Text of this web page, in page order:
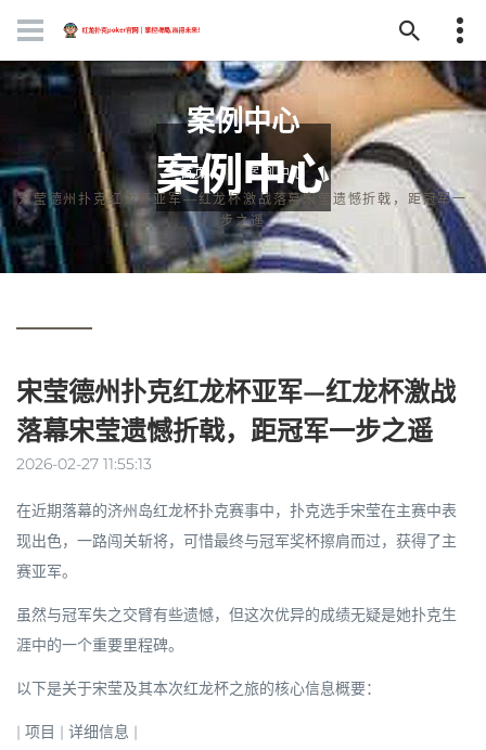
案例中心
首页
案例中心
宋莹德州扑克红龙杯亚军—红龙杯激战落幕宋莹遗憾折戟，距冠军一
步之遥
宋莹德州扑克红龙杯亚军—红龙杯激战
落幕宋莹遗憾折戟，距冠军一步之遥
2026-02-27 11:55:13
在近期落幕的济州岛红龙杯扑克赛事中，扑克选手宋莹在主赛中表
现出色，一路闯关斩将，可惜最终与冠军奖杯擦肩而过，获得了主
赛亚军。
虽然与冠军失之交臂有些遗憾，但这次优异的成绩无疑是她扑克生
涯中的一个重要里程碑。
以下是关于宋莹及其本次红龙杯之旅的核心信息概要：
| 项目 | 详细信息 |